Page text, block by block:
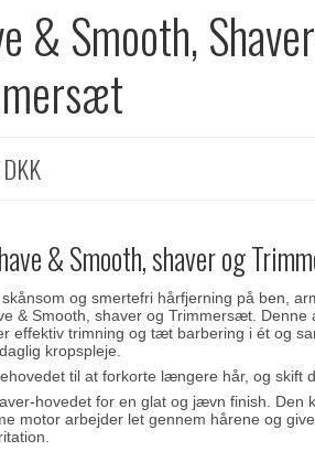
& Smooth,
& Smooth, shaver og
og smertefri hårfjerning på ben,
& Smooth, shaver og Trimmersæt. Denne
effektiv trimning og tæt barbering i ét og
kropspleje.
til at forkorte længere hår, og skift
hovedet for en glat og jævn finish. Den
motor arbejder let gennem hårene og